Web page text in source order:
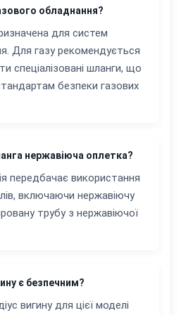
обладнання?
для систем
Для газу рекомендується
спеціалізовані шланги, що
безпеки газових
нержавіюча оплетка?
передбачає використання
включаючи нержавіючу
трубу з нержавіючої
є безпечним?
вигину для цієї моделі